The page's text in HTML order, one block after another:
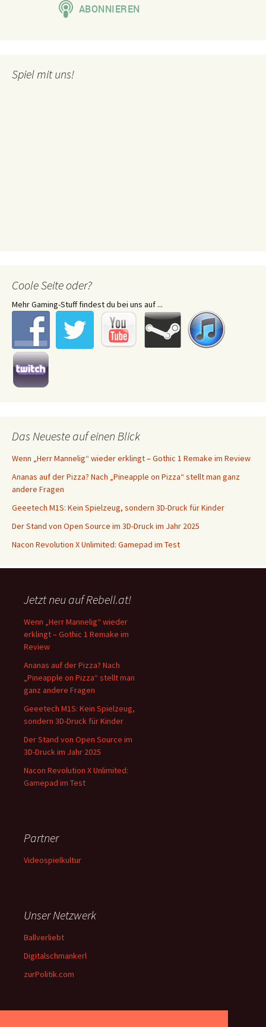
Spiel mit uns!
Coole Seite oder?
Mehr Gaming-Stuff findest du bei uns auf ...
Das Neueste auf einen Blick
Wenn „Herr Mannelig“ wieder erklingt – Gothic 1 Remake im Review
Ananas auf der Pizza? Nach „Pineapple on Pizza“ stellt man ganz
andere Fragen
Geeetech M1S: Kein Spielzeug, sondern 3D-Druck für Kinder
Der Stand von Open Source im 3D-Druck im Jahr 2025
Nacon Revolution X Unlimited: Gamepad im Test
Jetzt neu auf Rebell.at!
Wenn „Herr Mannelig“ wieder
erklingt – Gothic 1 Remake im
Review
Ananas auf der Pizza? Nach
„Pineapple on Pizza“ stellt man
ganz andere Fragen
Geeetech M1S: Kein Spielzeug,
sondern 3D-Druck für Kinder
Der Stand von Open Source im
3D-Druck im Jahr 2025
Nacon Revolution X Unlimited:
Gamepad im Test
Partner
Videospielkultur
Unser Netzwerk
Ballverliebt
Digitalschmankerl
zurPolitik.com